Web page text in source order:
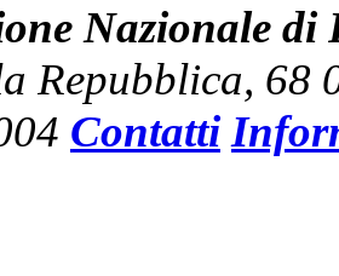
Nazionale di
Repubblica, 68
Contatti